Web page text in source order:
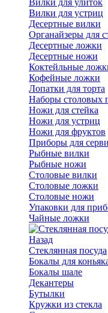
Вилки для устриц
Десертные вилки
Органайзеры для
Десертные ложки
Десертные ножи
Коктейльные
Кофейные ложки
Лопатки для торта
Наборы столовых
Ножи для стейка
Ножи для устриц
Ножи для фруктов
Приборы для
Рыбные вилки
Рыбные ножи
Столовые вилки
Столовые ложки
Столовые ножи
Упаковки для
Чайные ложки
Назад
Стеклянная посуда
Бокалы для
Бокалы шале
Декантеры
Бутылки
Кружки из стекла